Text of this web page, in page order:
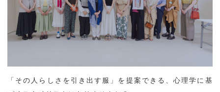
「その人らしさを引き出す服」を提案できる、心理学に基